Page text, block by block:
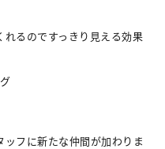
れるのですっきり見える効果
フに新たな仲間が加わりま